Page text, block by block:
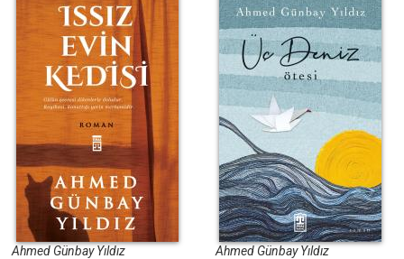
Issız Evin Kedisi
Ahmed Günbay Yıldız
Üç Deniz Ötesi
Ahmed Günbay Yıldız